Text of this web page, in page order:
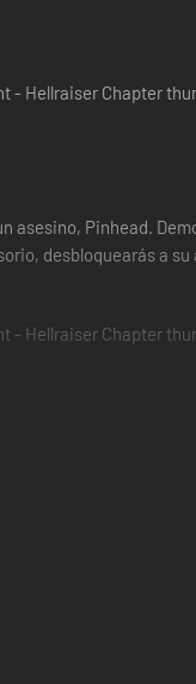
asesino, Pinhead.
desbloquearás a
sentidos, entre las
que no
reino.
Poder de
tan inmensos que
si le alcanzan